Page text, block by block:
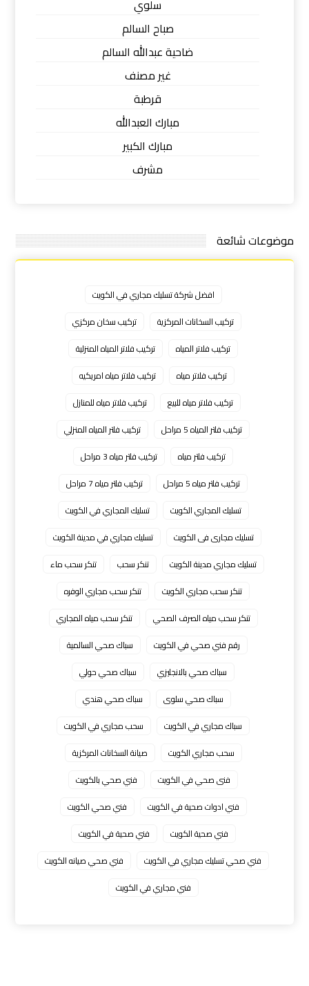
سلوي
صباح السالم
ضاحية عبدالله السالم
غير مصنف
قرطبة
مبارك العبدالله
مبارك الكبير
مشرف
موضوعات شائعة
افضل شركة تسليك مجاري في الكويت
تركيب السخانات المركزية
تركيب سخان مركزي
تركيب فلاتر المياه
تركيب فلاتر المياه المنزلية
تركيب فلاتر مياه
تركيب فلاتر مياه امريكيه
تركيب فلاتر مياه للبيع
تركيب فلاتر مياه للمنازل
تركيب فلتر المياه 5 مراحل
تركيب فلتر المياه المنزلي
تركيب فلتر مياه
تركيب فلتر مياه 3 مراحل
تركيب فلتر مياه 5 مراحل
تركيب فلتر مياه 7 مراحل
تسليك المجاري الكويت
تسليك المجاري في الكويت
تسليك مجارى فى الكويت
تسليك مجاري في مدينة الكويت
تسليك مجاري مدينة الكويت
تنكر سحب
تنكر سحب ماء
تنكر سحب مجاري الكويت
تنكر سحب مجاري الوفره
تنكر سحب مياه الصرف الصحي
تنكر سحب مياه المجاري
رقم فني صحي في الكويت
سباك صحي السالمية
سباك صحي بالانجليزي
سباك صحي حولي
سباك صحي سلوى
سباك صحي هندي
سباك مجاري في الكويت
سحب مجاري في الكويت
سحب مجاري الكويت
صيانة السخانات المركزية
فنى صحي في الكويت
فني صحي بالكويت
فني ادوات صحية في الكويت
فني صحي الكويت
فني صحية الكويت
فني صحية في الكويت
فني صحي تسليك مجاري في الكويت
فني صحي صيانه الكويت
فني مجاري في الكويت